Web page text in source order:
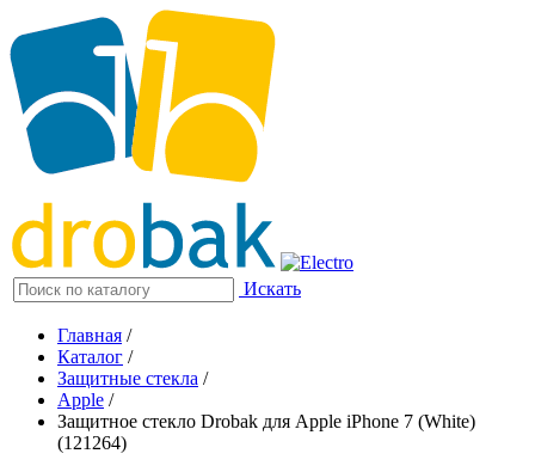
Искать
Главная /
Каталог /
Защитные стекла /
Apple /
Защитное стекло Drobak для Apple iPhone 7 (White)
(121264)